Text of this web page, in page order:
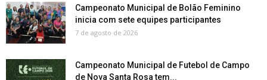
Campeonato Municipal de Bolão Feminino
inicia com sete equipes participantes
7 de agosto de 2026
Campeonato Municipal de Futebol de Campo
de Nova Santa Rosa tem...